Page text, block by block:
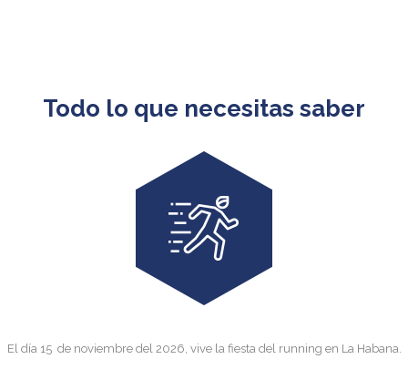
Todo lo que necesitas saber
El día 15 de noviembre del 2026, vive la fiesta del running en La Habana.